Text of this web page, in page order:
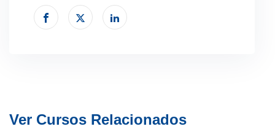
Ver Cursos Relacionados